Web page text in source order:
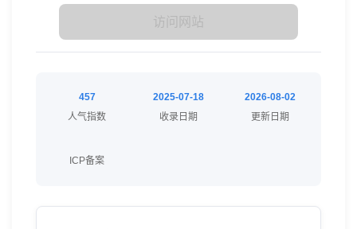
访问网站
457
人气指数
2025-07-18
收录日期
2026-08-02
更新日期
ICP备案